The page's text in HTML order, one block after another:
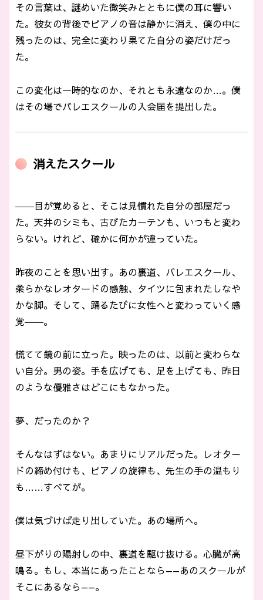
その言葉は、謎めいた微笑みとともに僕の耳に響い
た。彼女の背後でピアノの音は静かに消え、僕の中に
残ったのは、完全に変わり果てた自分の姿だけだっ
た。
この変化は一時的なのか、それとも永遠なのか…。僕
はその場でバレエスクールの入会届を提出した。
消えたスクール
――目が覚めると、そこは見慣れた自分の部屋だっ
た。天井のシミも、古びたカーテンも、いつもと変わ
らない。けれど、確かに何かが違っていた。
昨夜のことを思い出す。あの裏道、バレエスクール、
柔らかなレオタードの感触、タイツに包まれたしなや
かな脚。そして、踊るたびに女性へと変わっていく感
覚――。
慌てて鏡の前に立った。映ったのは、以前と変わらな
い自分。男の姿。手を広げても、足を上げても、昨日
のような優雅さはどこにもなかった。
夢、だったのか？
そんなはずはない。あまりにリアルだった。レオター
ドの締め付けも、ピアノの旋律も、先生の手の温もり
も……すべてが。
僕は気づけば走り出していた。あの場所へ。
昼下がりの陽射しの中、裏道を駆け抜ける。心臓が高
鳴る。もし、本当にあったことなら——あのスクールが
そこにあるなら——。